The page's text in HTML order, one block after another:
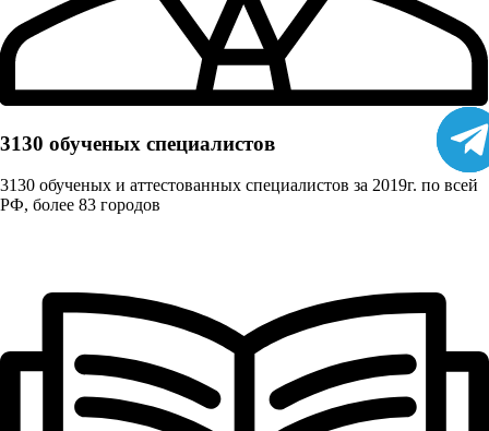
3130 обученых cпециалистов
3130 обученых и аттестованных специалистов за 2019г. по всей
РФ, более 83 городов